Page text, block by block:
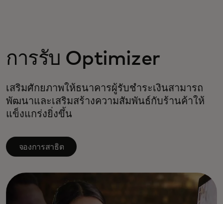
สำหรับธุรกิจ
เพื่อโลก
สำหรับผู้สร้างนวัตกรรม
ข่าวสารและแนวโน้ม
การรับ Optimizer
เสริมศักยภาพให้ธนาคารผู้รับชำระเงินสามารถ
พัฒนาและเสริมสร้างความสัมพันธ์กับร้านค้าให้
แข็งแกร่งยิ่งขึ้น
จองการสาธิต